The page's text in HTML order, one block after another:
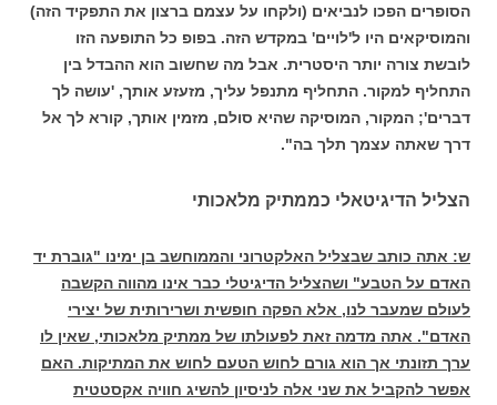
הסופרים הפכו לנביאים (ולקחו על עצמם ברצון את התפקיד הזה)
והמוסיקאים היו ל'לויים' במקדש הזה. בפופ כל התופעה הזו
לובשת צורה יותר היסטרית. אבל מה שחשוב הוא ההבדל בין
התחליף למקור. התחליף מתנפל עליך, מזעזע אותך, 'עושה לך
דברים'; המקור, המוסיקה שהיא סולם, מזמין אותך, קורא לך אל
דרך שאתה עצמך תלך בה".
הצליל הדיגיטאלי כממתיק מלאכותי
ש: אתה כותב שבצליל האלקטרוני והממוחשב בן ימינו "גוברת יד
האדם על הטבע" ושהצליל הדיגיטלי כבר אינו מהווה הקשבה
לעולם שמעבר לנו, אלא הפקה חופשית ושרירותית של יצירי
האדם". אתה מדמה זאת לפעולתו של ממתיק מלאכותי, שאין לו
ערך תזונתי אך הוא גורם לחוש הטעם לחוש את המתיקות. האם
אפשר להקביל את שני אלה לניסיון להשיג חוויה אקסטטית